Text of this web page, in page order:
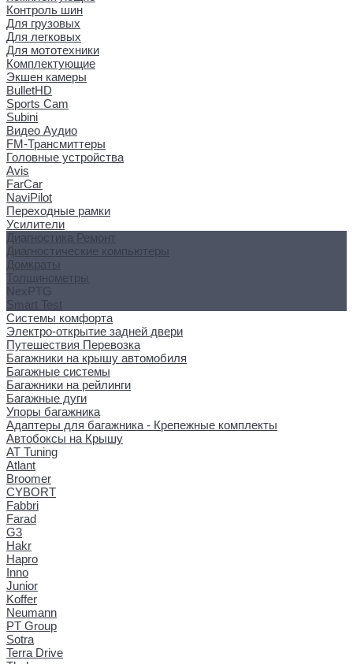
Контроль шин
Для грузовых
Для легковых
Для мототехники
Комплектующие
Экшен камеры
BulletHD
Sports Cam
Subini
Видео Аудио
FM-Трансмиттеры
Головные устройства
Avis
FarCar
NaviPilot
Переходные рамки
Усилители
Диагностика Ремонт
Диагностические компьютеры
Домкраты
Толщинометры
NexPTG
Smart Test
Системы комфорта
Электро-открытие задней двери
Путешествия Перевозка
Багажники на крышу автомобиля
Багажные системы
Багажники на рейлинги
Багажные дуги
Упоры багажника
Адаптеры для багажника - Крепежные комплекты
Автобоксы на Крышу
AT Tuning
Atlant
Broomer
CYBORT
Fabbri
Farad
G3
Hakr
Hapro
Inno
Junior
Koffer
Neumann
PT Group
Sotra
Terra Drive